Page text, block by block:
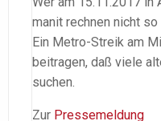
manit rechnen nicht
Ein Metro-Streik am
beitragen, daß viele
suchen.
Zur Pressemeldung